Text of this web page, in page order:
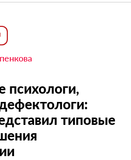
психологи,
типовые